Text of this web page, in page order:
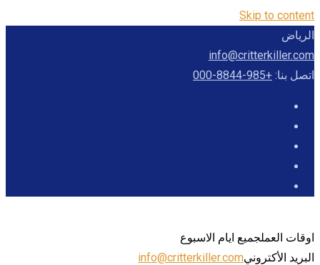
Skip to content
الرياض
info@critterkiller.com
اتصل بنا: +985-8844-000
اوقات العملجميع ايام الاسبوع
البريد الأكترونيinfo@critterkiller.com